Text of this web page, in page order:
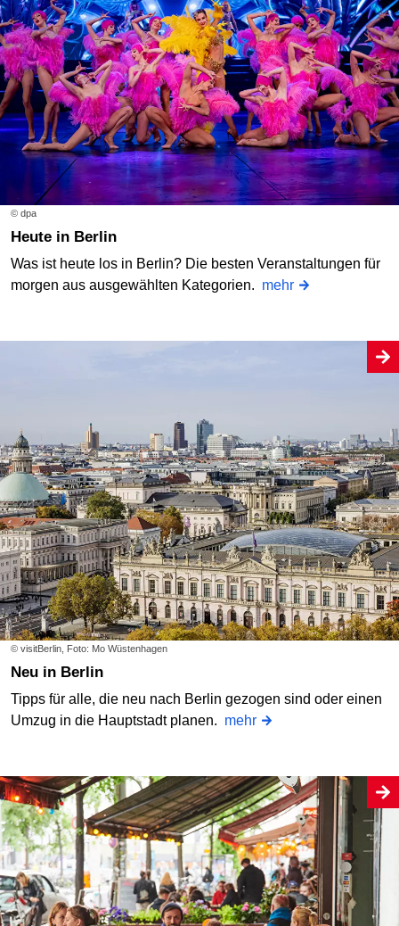
© dpa
Heute in Berlin
Was ist heute los in Berlin? Die besten Veranstaltungen für
morgen aus ausgewählten Kategorien. mehr
© visitBerlin, Foto: Mo Wüstenhagen
Neu in Berlin
Tipps für alle, die neu nach Berlin gezogen sind oder einen
Umzug in die Hauptstadt planen. mehr